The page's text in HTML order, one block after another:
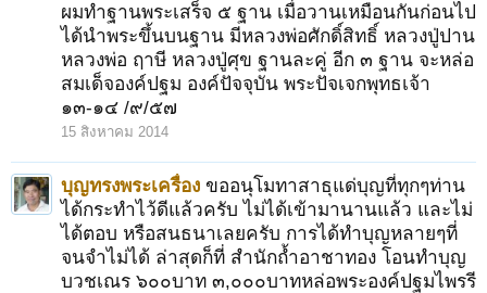
ผมทำฐานพระเสร็จ ๕ ฐาน เมื่อวานเหมือนกันก่อนไป
ได้นำพระขึ้นบนฐาน มีหลวงพ่อศักดิ์สิทธิ์ หลวงปู่ปาน
หลวงพ่อ ฤาษี หลวงปู่ศุข ฐานละคู่ อีก ๓ ฐาน จะหล่อ
สมเด็จองค์ปฐม องค์ปัจจุบัน พระปัจเจกพุทธเจ้า
๑๓-๑๔ /๙/๕๗
15 สิงหาคม 2014
บุญทรงพระเครื่อง ขออนุโมทาสาธุแด่บุญที่ทุกๆท่าน
ได้กระทำไว้ดีแล้วครับ ไม่ได้เข้ามานานแล้ว และไม่
ได้ตอบ หรือสนธนาเลยครับ การได้ทำบุญหลายๆที่
จนจำไม่ได้ ล่าสุดก็ที่ สำนักถ้ำอาชาทอง โอนทำบุญ
บวชเณร ๖๐๐บาท ๓,๐๐๐บาทหล่อพระองค์ปฐมไพรรี